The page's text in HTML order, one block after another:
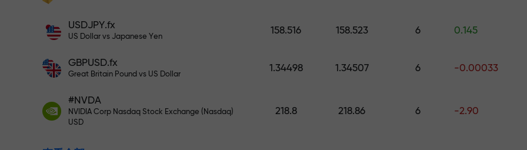
充值账户—获得比存款大1000倍的奖金。
X1000不是印刷错误。存款越大，倍数越
无风险交易—
我们保证您的利润
USDJPY.fx
US Dollar vs Japanese Yen
158.516 158.523 6 0.145
GBPUSD.fx
Great Britain Pound vs US Dollar
1.34498 1.34507 6 -0.00033
#NVDA
NVIDIA Corp Nasdaq Stock Exchange (Nasdaq)
USD
218.8 218.86 6 -2.90